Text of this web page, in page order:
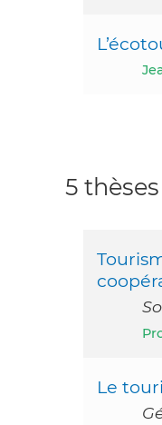
5 thèses
Le